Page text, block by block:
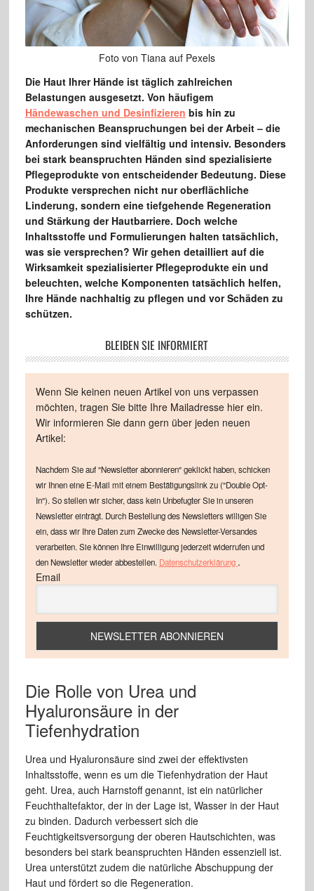
Foto von Tiana auf Pexels
Die Haut Ihrer Hände ist täglich zahlreichen
Belastungen ausgesetzt. Von häufigem
Händewaschen und Desinfizieren bis hin zu
mechanischen Beanspruchungen bei der Arbeit – die
Anforderungen sind vielfältig und intensiv. Besonders
bei stark beanspruchten Händen sind spezialisierte
Pflegeprodukte von entscheidender Bedeutung. Diese
Produkte versprechen nicht nur oberflächliche
Linderung, sondern eine tiefgehende Regeneration
und Stärkung der Hautbarriere. Doch welche
Inhaltsstoffe und Formulierungen halten tatsächlich,
was sie versprechen? Wir gehen detailliert auf die
Wirksamkeit spezialisierter Pflegeprodukte ein und
beleuchten, welche Komponenten tatsächlich helfen,
Ihre Hände nachhaltig zu pflegen und vor Schäden zu
schützen.
BLEIBEN SIE INFORMIERT
Wenn Sie keinen neuen Artikel von uns verpassen
möchten, tragen Sie bitte Ihre Mailadresse hier ein.
Wir informieren Sie dann gern über jeden neuen
Artikel:
Nachdem Sie auf "Newsletter abonnieren" geklickt haben, schicken
wir Ihnen eine E-Mail mit einem Bestätigungslink zu ("Double Opt-
In"). So stellen wir sicher, dass kein Unbefugter Sie in unseren
Newsletter einträgt. Durch Bestellung des Newsletters willigen Sie
ein, dass wir Ihre Daten zum Zwecke des Newsletter-Versandes
verarbeiten. Sie können Ihre Einwilligung jederzeit widerrufen und
den Newsletter wieder abbestellen. Datenschutzerklärung .
Email
Die Rolle von Urea und
Hyaluronsäure in der
Tiefenhydration
Urea und Hyaluronsäure sind zwei der effektivsten
Inhaltsstoffe, wenn es um die Tiefenhydration der Haut
geht. Urea, auch Harnstoff genannt, ist ein natürlicher
Feuchthaltefaktor, der in der Lage ist, Wasser in der Haut
zu binden. Dadurch verbessert sich die
Feuchtigkeitsversorgung der oberen Hautschichten, was
besonders bei stark beanspruchten Händen essenziell ist.
Urea unterstützt zudem die natürliche Abschuppung der
Haut und fördert so die Regeneration.